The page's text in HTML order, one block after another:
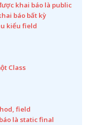
khai báo là public
báo bất kỳ
kiểu field
Class
field
là static final